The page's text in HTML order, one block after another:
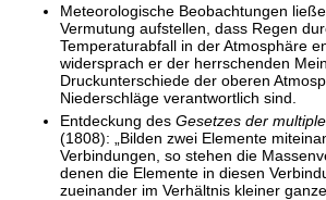
Meteorologische Beobachtungen
Vermutung aufstellen, dass Regen
Temperaturabfall in der Atmosphäre
widersprach er der herrschenden
Druckunterschiede der oberen
Niederschläge verantwortlich sind.
Entdeckung des Gesetzes der
(1808): „Bilden zwei Elemente
Verbindungen, so stehen die
denen die Elemente in diesen
zueinander im Verhältnis kleiner